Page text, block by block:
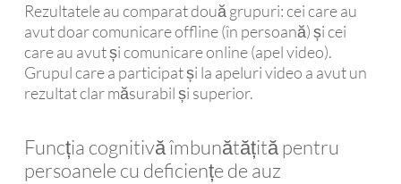
Rezultatele au comparat două grupuri: cei care au
avut doar comunicare offline (în persoană) și cei
care au avut și comunicare online (apel video).
Grupul care a participat și la apeluri video a avut un
rezultat clar măsurabil și superior.
Funcția cognitivă îmbunătățită pentru
persoanele cu deficiențe de auz